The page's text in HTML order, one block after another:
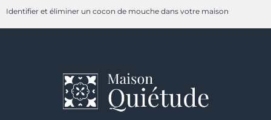
Identifier et éliminer un cocon de mouche dans votre maison